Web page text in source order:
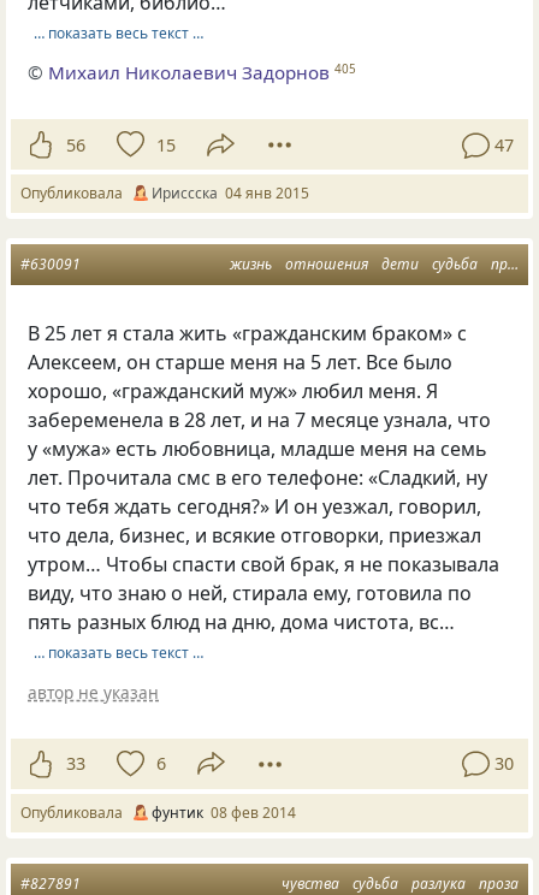
… показать весь текст …
© Михаил Николаевич Задорнов 405
56 15 47
Опубликовала Ириссска 04 янв 2015
жизнь отношения дети судьба проза
#630091
В 25 лет я стала жить «гражданским браком» с
Алексеем, он старше меня на 5 лет. Все было
хорошо, «гражданский муж» любил меня. Я
забеременела в 28 лет, и на 7 месяце узнала, что
у «мужа» есть любовница, младше меня на семь
лет. Прочитала смс в его телефоне: «Сладкий, ну
что тебя ждать сегодня?» И он уезжал, говорил,
что дела, бизнес, и всякие отговорки, приезжал
утром… Чтобы спасти свой брак, я не показывала
виду, что знаю о ней, стирала ему, готовила по
пять разных блюд на дню, дома чистота, вс…
… показать весь текст …
автор не указан
33 6 30
Опубликовала фунтик 08 фев 2014
чувства судьба разлука проза
#827891